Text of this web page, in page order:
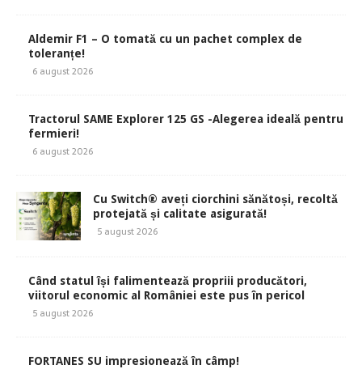
Aldemir F1 – O tomată cu un pachet complex de
toleranțe!
6 august 2026
Tractorul SAME Explorer 125 GS -Alegerea ideală pentru
fermieri!
6 august 2026
Cu Switch® aveți ciorchini sănătoși, recoltă
protejată și calitate asigurată!
5 august 2026
Când statul își falimentează propriii producători,
viitorul economic al României este pus în pericol
5 august 2026
FORTANES SU impresionează în câmp!